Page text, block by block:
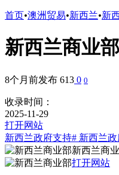
首页•澳洲贸易•新西兰•新
新西兰商业部
8个月前发布 613 0 0
收录时间：
2025-11-29
打开网站
新西兰政府支持# 新西兰
新西兰商
打开网站